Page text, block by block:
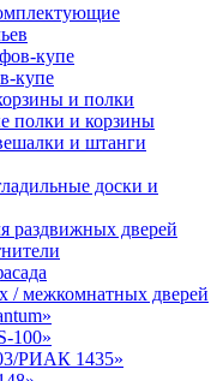
купе
купе
и полки
полки и корзины
и штанги
доски и
раздвижных дверей
/ межкомнатных дверей
100»
РИАК 1435»